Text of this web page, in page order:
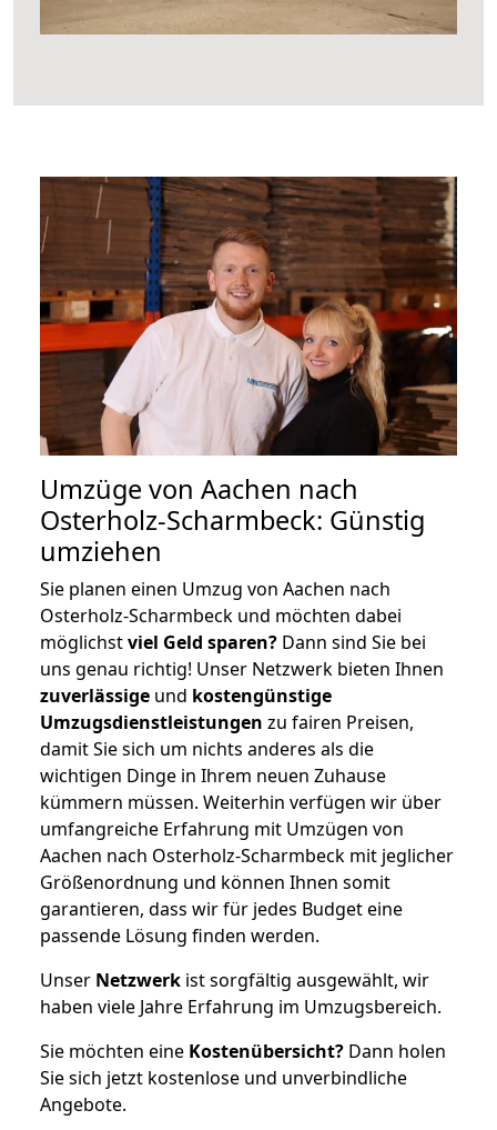
Umzüge von Aachen nach
Osterholz-Scharmbeck: Günstig
umziehen
Sie planen einen Umzug von Aachen nach
Osterholz-Scharmbeck und möchten dabei
möglichstviel Geld sparen? Dann sind Sie bei
uns genau richtig! Unser Netzwerk bieten Ihnen
zuverlässige und kostengünstige
Umzugsdienstleistungen zu fairen Preisen,
damit Sie sich um nichts anderes als die
wichtigen Dinge in Ihrem neuen Zuhause
kümmern müssen. Weiterhin verfügen wir über
umfangreiche Erfahrung mit Umzügen von
Aachen nach Osterholz-Scharmbeck mit jeglicher
Größenordnung und können Ihnen somit
garantieren, dass wir für jedes Budget eine
passende Lösung finden werden.
Unser Netzwerk ist sorgfältig ausgewählt, wir
haben viele Jahre Erfahrung im Umzugsbereich.
Sie möchten eine Kostenübersicht? Dann holen
Sie sich jetzt kostenlose und unverbindliche
Angebote.